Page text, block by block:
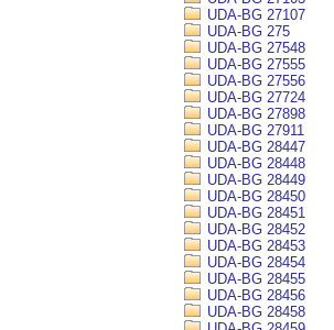
UDA-BG 27107
UDA-BG 275
UDA-BG 27548
UDA-BG 27555
UDA-BG 27556
UDA-BG 27724
UDA-BG 27898
UDA-BG 27911
UDA-BG 28447
UDA-BG 28448
UDA-BG 28449
UDA-BG 28450
UDA-BG 28451
UDA-BG 28452
UDA-BG 28453
UDA-BG 28454
UDA-BG 28455
UDA-BG 28456
UDA-BG 28458